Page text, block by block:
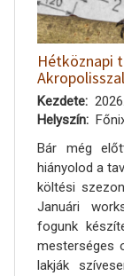
Hétköznapi
Akropolisszal
Kezdete
Helyszín
Bár még
hiányolod a
költési
Januári
fogunk
mesterséges
lakják